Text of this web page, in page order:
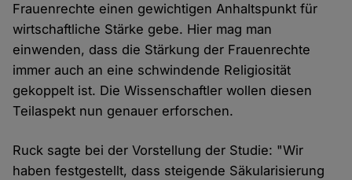
Frauenrechte einen gewichtigen Anhaltspunkt für
wirtschaftliche Stärke gebe. Hier mag man
einwenden, dass die Stärkung der Frauenrechte
immer auch an eine schwindende Religiosität
gekoppelt ist. Die Wissenschaftler wollen diesen
Teilaspekt nun genauer erforschen.
Ruck sagte bei der Vorstellung der Studie: "Wir
haben festgestellt, dass steigende Säkularisierung